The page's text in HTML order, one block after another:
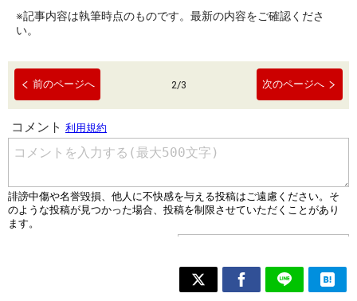
※記事内容は執筆時点のものです。最新の内容をご確認くださ
い。
前のページへ 2/3 次のページへ